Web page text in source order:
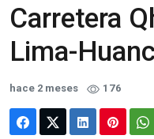
Carretera
Lima-
hace 2 meses 176